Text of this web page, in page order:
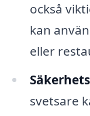
också
kan
eller
svetsare